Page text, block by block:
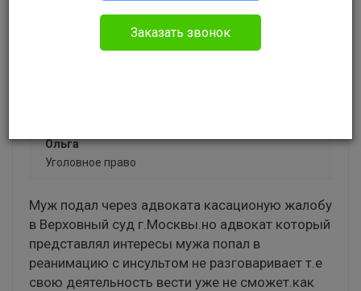
Ольга
Уголовное право
Муж подал через адвоката касационую жалобу
в Верховный суд г.Москвы.но адвокат который
представлял интересы мужа попал в
реанимацию с инсультом не разговаривает т.е
свою деятельность вести уже не сможет.как
Заказать звонок